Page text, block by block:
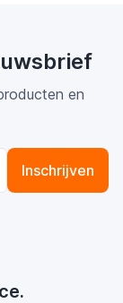
en
Inschrijven